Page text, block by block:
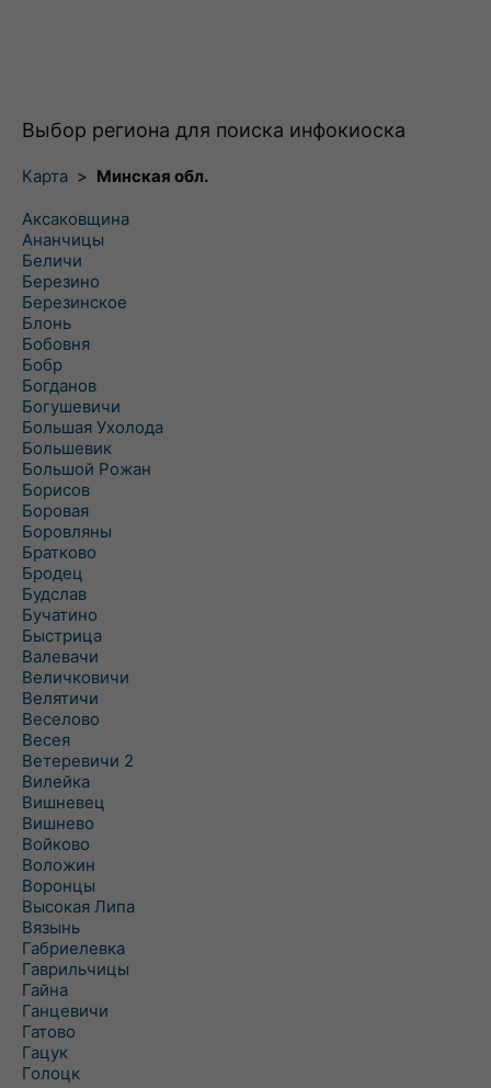
Выбор региона для поиска инфокиоска
Карта > Минская обл.
Аксаковщина
Ананчицы
Беличи
Березино
Березинское
Блонь
Бобовня
Бобр
Богданов
Богушевичи
Большая Ухолода
Большевик
Большой Рожан
Борисов
Боровая
Боровляны
Братково
Бродец
Будслав
Бучатино
Быстрица
Валевачи
Величковичи
Велятичи
Веселово
Весея
Ветеревичи 2
Вилейка
Вишневец
Вишнево
Войково
Воложин
Воронцы
Высокая Липа
Вязынь
Габриелевка
Гаврильчицы
Гайна
Ганцевичи
Гатово
Гацук
Голоцк